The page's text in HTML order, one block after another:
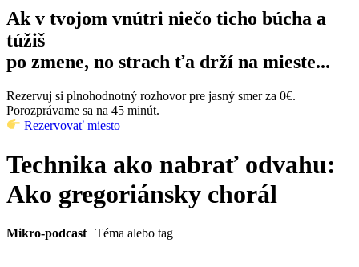
Ak v tvojom vnútri niečo ticho búcha a
túžiš
po zmene, no strach ťa drží na mieste...
Rezervuj si plnohodnotný rozhovor pre jasný smer za 0€.
Porozprávame sa na 45 minút.
Rezervovať miesto
Technika ako nabrať odvahu:
Ako gregoriánsky chorál
Mikro-podcast| Téma alebo tag